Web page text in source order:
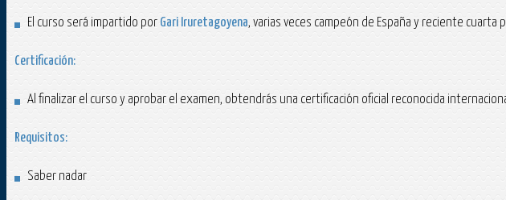
El curso será impartido por Gari Iruretagoyena, varias veces campeón de España y reciente
Certificación:
Al finalizar el curso y aprobar el examen, obtendrás una certificación oficial reconocida
Requisitos:
Saber nadar